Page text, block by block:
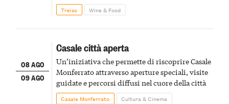
Treiso Wine & Food
08 AGO
09 AGO
Casale città aperta
Un’iniziativa che permette di riscoprire Casale
Monferrato attraverso aperture speciali, visite
guidate e percorsi diffusi nel cuore della città
Casale Monferrato Cultura & Cinema